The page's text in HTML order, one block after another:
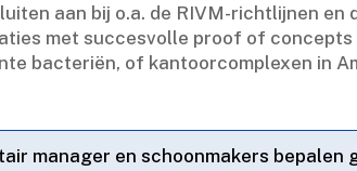
aan bij o.​a.​ de RIVM-richtlijnen en
met succesvolle proof of concepts
bacteriën, of kantoorcomplexen in
manager en schoonmakers bepalen